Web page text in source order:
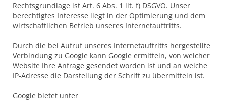
Rechtsgrundlage ist Art. 6 Abs. 1 lit. f) DSGVO. Unser
berechtigtes Interesse liegt in der Optimierung und dem
wirtschaftlichen Betrieb unseres Internetauftritts.
Durch die bei Aufruf unseres Internetauftritts hergestellte
Verbindung zu Google kann Google ermitteln, von welcher
Website Ihre Anfrage gesendet worden ist und an welche
IP-Adresse die Darstellung der Schrift zu übermitteln ist.
Google bietet unter